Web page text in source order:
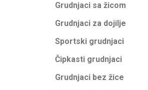
Grudnjaci sa žicom
Grudnjaci za dojilje
Sportski grudnjaci
Čipkasti grudnjaci
Grudnjaci bez žice